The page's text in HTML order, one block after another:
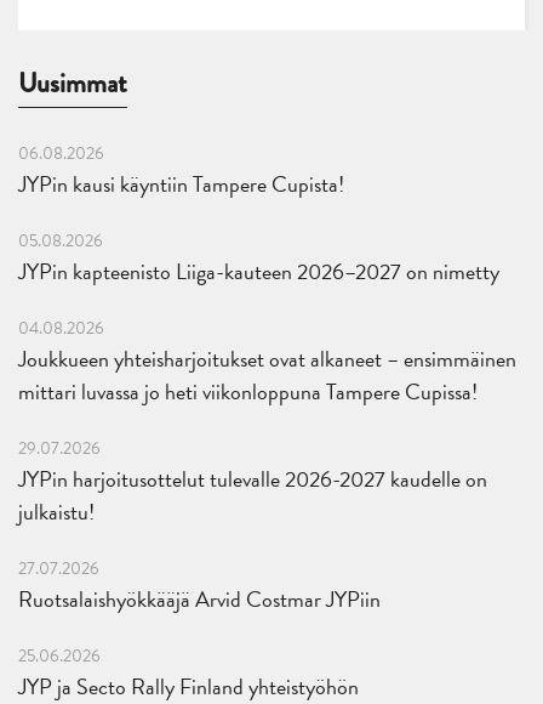
Uusimmat
06.08.2026
JYPin kausi käyntiin Tampere Cupista!
05.08.2026
JYPin kapteenisto Liiga-kauteen 2026–2027 on nimetty
04.08.2026
Joukkueen yhteisharjoitukset ovat alkaneet – ensimmäinen
mittari luvassa jo heti viikonloppuna Tampere Cupissa!
29.07.2026
JYPin harjoitusottelut tulevalle 2026-2027 kaudelle on
julkaistu!
27.07.2026
Ruotsalaishyökkääjä Arvid Costmar JYPiin
25.06.2026
JYP ja Secto Rally Finland yhteistyöhön